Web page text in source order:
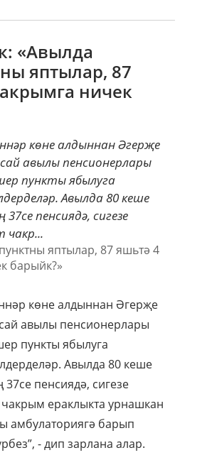
«Авылда
яптылар, 87
ничек
көне алдыннан Әгерҗе
авылы пенсионерлары
пункты ябылуга
Авылда 80 кеше
пенсиядә, сигезе
чакр...
көне алдыннан Әгерҗе
авылы пенсионерлары
пункты ябылуга
Авылда 80 кеше
пенсиядә, сигезе
чакрым ераклыкта урнашкан
амбулаториягә барып
- дип зарлана алар.